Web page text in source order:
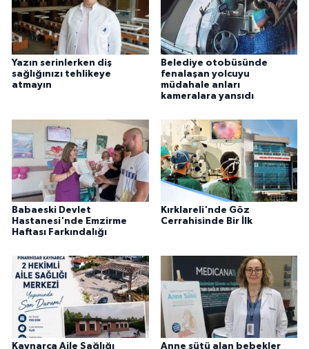
Yazın serinlerken diş
sağlığınızı tehlikeye
atmayın
Belediye otobüsünde
fenalaşan yolcuyu
müdahale anları
kameralara yansıdı
Babaeski Devlet
Hastanesi'nde Emzirme
Haftası Farkındalığı
Kırklareli'nde Göz
Cerrahisinde Bir İlk
Kaynarca Aile Sağlığı Anne sütü alan bebekler